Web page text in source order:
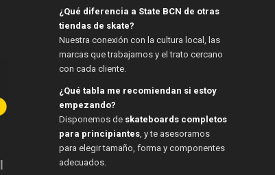
¿Qué diferencia a State BCN de otras
tiendas de skate?
Nuestra conexión con la cultura local, las
marcas que trabajamos y el trato cercano
con cada cliente.
¿Qué tabla me recomiendan si estoy
empezando?
Disponemos de skateboards completos
para principiantes, y te asesoramos
para elegir tamaño, forma y componentes
adecuados.